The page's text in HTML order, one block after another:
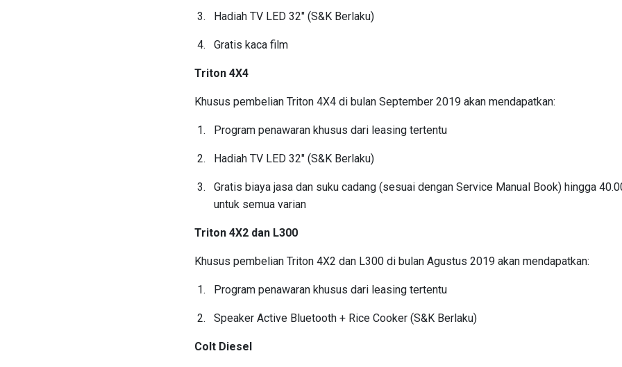
Hadiah TV LED 32″ (S&K Berlaku)
Gratis kaca film
Triton 4X4
Khusus pembelian Triton 4X4 di bulan September 2019 akan mendapatkan:
Program penawaran khusus dari leasing tertentu
Hadiah TV LED 32″ (S&K Berlaku)
Gratis biaya jasa dan suku cadang (sesuai dengan Service Manual Book) hingga
untuk semua varian
Triton 4X2 dan L300
Khusus pembelian Triton 4X2 dan L300 di bulan Agustus 2019 akan mendapatkan:
Program penawaran khusus dari leasing tertentu
Speaker Active Bluetooth + Rice Cooker (S&K Berlaku)
Colt Diesel